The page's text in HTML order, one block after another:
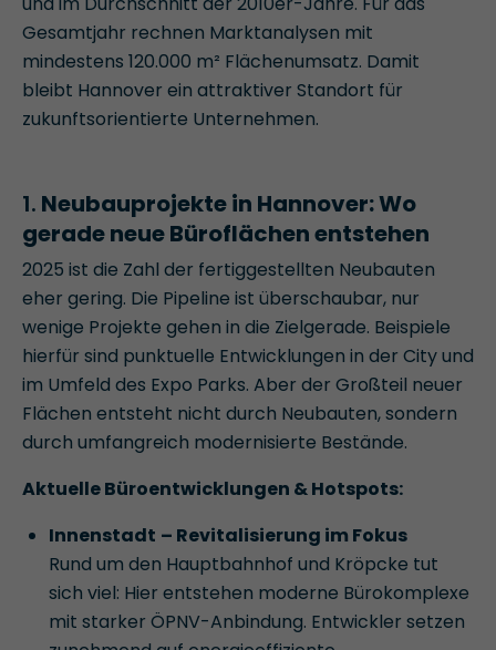
Gesamtjahr rechnen Marktanalysen mit
mindestens 120.000 m² Flächenumsatz. Damit
bleibt Hannover ein attraktiver Standort für
zukunftsorientierte Unternehmen.
1. Neubauprojekte in Hannover: Wo
gerade neue Büroflächen entstehen
2025 ist die Zahl der fertiggestellten Neubauten
eher gering. Die Pipeline ist überschaubar, nur
wenige Projekte gehen in die Zielgerade. Beispiele
hierfür sind punktuelle Entwicklungen in der City und
im Umfeld des Expo Parks. Aber der Großteil neuer
Flächen entsteht nicht durch Neubauten, sondern
durch umfangreich modernisierte Bestände.
Aktuelle Büroentwicklungen & Hotspots:
Innenstadt – Revitalisierung im Fokus
Rund um den Hauptbahnhof und Kröpcke tut
sich viel: Hier entstehen moderne Bürokomplexe
mit starker ÖPNV-Anbindung. Entwickler setzen